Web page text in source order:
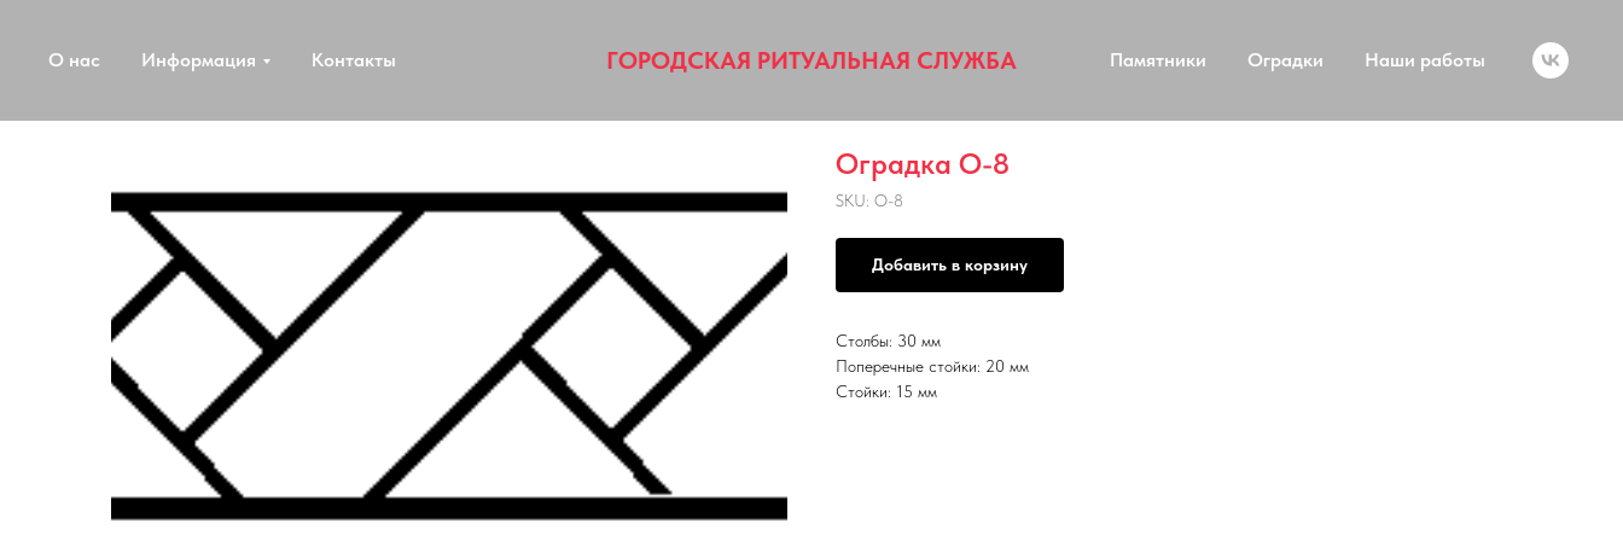
ГОРОДСКАЯ РИТУАЛЬНАЯ СЛУЖБА
О нас Информация Контакты Памятники Оградки Наши работы
Оградка О-8
SKU: О-8
Добавить в корзину
Столбы: 30 мм
Поперечные стойки: 20 мм
Стойки: 15 мм